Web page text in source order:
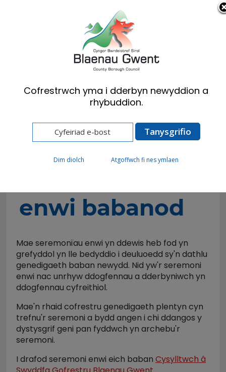
Cymraeg English
Preswylwyr
Seremonïau enwi babanod
enwi babanod
Mae seremonïau enwi yn ddewis heb fod yn
grefyddol yn lle bedyddio i deuluoedd sy'n dathlu
genedigaeth baban newydd. Nid yw'r seremoni
enwi nac unrhyw ddogfennau a dderbyniwch yn
ddogfennau cyfreithiol.
Mae'n rhaid cofrestru genedigaeth plentyn cyn
trefnu'r seremoni a bydd angen i chi ddangos y
dystysgrif geni pan fyddwch yn archebu'r
seremoni.
I drafod seremoni enwi eich baban Cysylltwch â
Cofrestrwch yma i dderbyn newyddion a
rhybuddion.
Dim diolch Atgoffwch fi nes ymlaen